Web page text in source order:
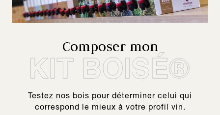
Composer mon
Testez nos bois pour déterminer celui qui
correspond le mieux à votre profil vin.